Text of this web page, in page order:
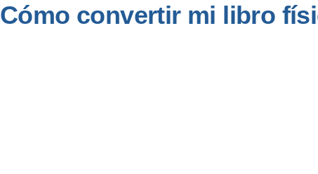
Cómo convertir mi libro